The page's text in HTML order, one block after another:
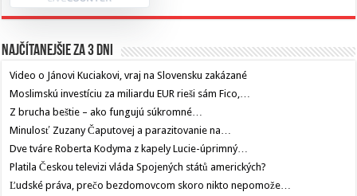
Najčítanejšie za 3 dni
Video o Jánovi Kuciakovi, vraj na Slovensku zakázané
Moslimskú investíciu za miliardu EUR rieši sám Fico,…
Z brucha beštie – ako fungujú súkromné…
Minulosť Zuzany Čaputovej a parazitovanie na…
Dve tváre Roberta Kodyma z kapely Lucie-úprimný…
Platila Českou televizi vláda Spojených států amerických?
Ľudské práva, prečo bezdomovcom skoro nikto nepomože…